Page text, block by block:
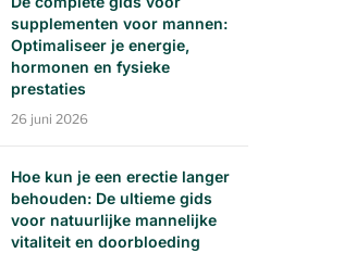
supplementen voor mannen:
Optimaliseer je energie,
hormonen en fysieke
prestaties
26 juni 2026
Hoe kun je een erectie langer
behouden: De ultieme gids
voor natuurlijke mannelijke
vitaliteit en doorbloeding